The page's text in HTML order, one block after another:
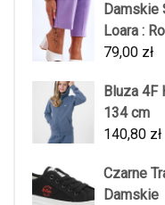
Damskie
Loara :
79,00 zł
Bluza 4F
134 cm
140,80 zł
Czarne
Damskie